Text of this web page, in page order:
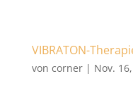
VIBRATON-
von corner| Nov.